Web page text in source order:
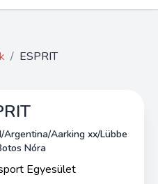
/ ESPRIT
Aarking xx/Lübbe
Nóra
Egyesület